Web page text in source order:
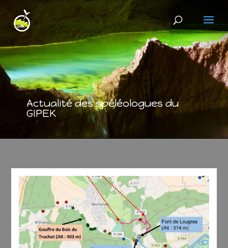
Actualité des spéléologues du
GIPEK